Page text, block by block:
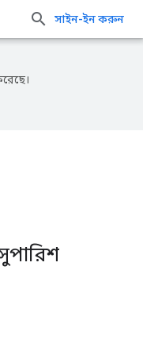
সাইন-ইন করুন